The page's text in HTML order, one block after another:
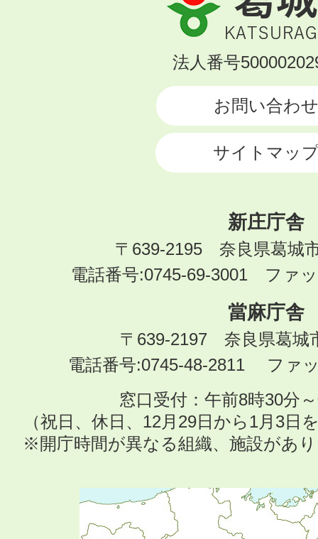
城
市
KATSURAGI
法人番号
お問い合わせ
サイトマッ
新庄庁舎
〒639-2195 奈良県葛城
電話番号:0745-69-3001 ファ
當麻庁舎
〒639-2197 奈良県葛城
電話番号:0745-48-2811 ファ
窓口受付：午前8時30分
（祝日、休日、12月29日から1月3日
※開庁時間が異なる組織、施設があ